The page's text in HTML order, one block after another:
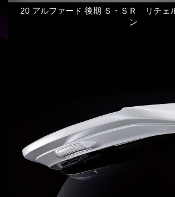
20 アルファード 後期 Ｓ・ＳＲ リチェ
ン